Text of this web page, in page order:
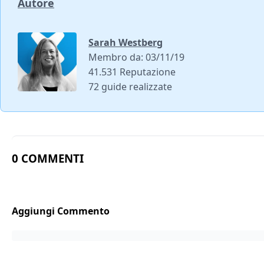
Autore
Sarah Westberg
Membro da: 03/11/19
41.531 Reputazione
72 guide realizzate
0 COMMENTI
Aggiungi Commento